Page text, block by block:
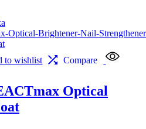
to wishlist Compare
Optical